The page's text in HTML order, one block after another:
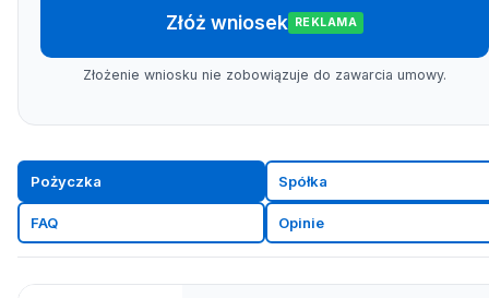
Złóż wniosek REKLAMA
Złożenie wniosku nie zobowiązuje do zawarcia umowy.
Pożyczka Spółka
FAQ Opinie